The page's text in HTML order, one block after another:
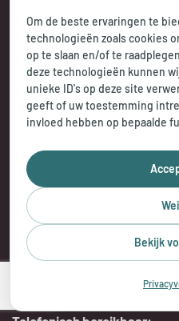
Om de beste ervaringen te
technologieën zoals cookies
op te slaan en/of te
deze technologieën kunnen
unieke ID's op deze site
geeft of uw toestemming
invloed hebben op bepaalde
Bekijk
Jasperse Praktijkencentrum
Papegaaienburg 50,
4386 DA Vlissingen
+31 118 471823
ma t/m do:
8.00 uur tot 18.00
8.00 uur tot 17.00 uur